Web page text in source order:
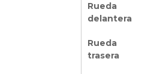
Rueda
delantera
Rueda
trasera